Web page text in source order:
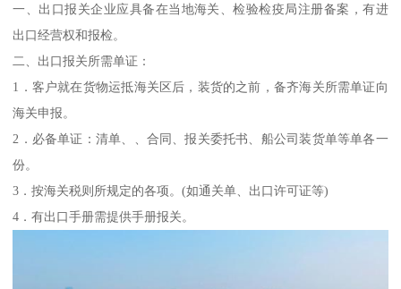
一、出口报关企业应具备在当地海关、检验检疫局注册备案，有进
出口经营权和报检。
二、出口报关所需单证：
1．客户就在货物运抵海关区后，装货的之前，备齐海关所需单证向
海关申报。
2．必备单证：清单、、合同、报关委托书、船公司装货单等单各一
份。
3．按海关税则所规定的各项。(如通关单、出口许可证等)
4．有出口手册需提供手册报关。